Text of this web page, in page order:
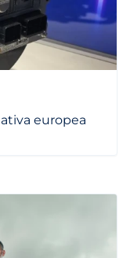
europea